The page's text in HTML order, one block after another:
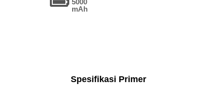
5000
mAh
Spesifikasi Primer